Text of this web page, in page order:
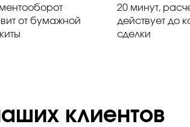
от бумажной
20 минут,
действует до
сделки
клиентов